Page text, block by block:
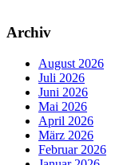
Archiv
August 2026
Juli 2026
Juni 2026
Mai 2026
April 2026
März 2026
Februar 2026